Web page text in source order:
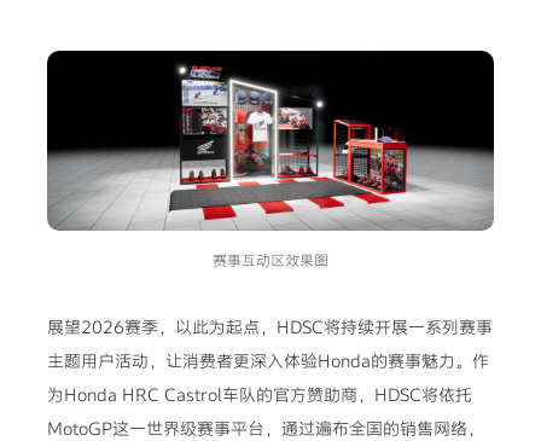
赛事互动区效果图
展望2026赛季，以此为起点，HDSC将持续开展一系列赛事
主题用户活动，让消费者更深入体验Honda的赛事魅力。作
为Honda HRC Castrol车队的官方赞助商，HDSC将依托
MotoGP这一世界级赛事平台，通过遍布全国的销售网络，